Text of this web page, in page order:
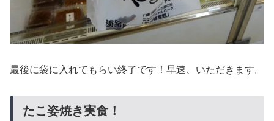
最後に袋に入れてもらい終了です！早速、いただきます。
たこ姿焼き実食！